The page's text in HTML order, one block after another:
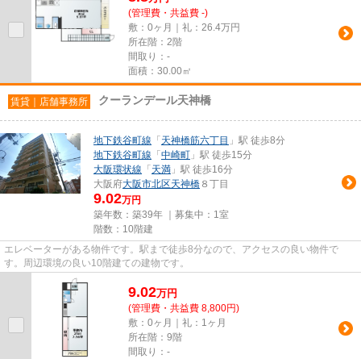
(管理費・共益費 -)
敷：0ヶ月｜礼：26.4万円
所在階：2階
間取り：-
面積：30.00㎡
賃貸｜店舗事務所 クーランデール天神橋
地下鉄谷町線 「 天神橋筋六丁目 」駅 徒歩8分
地下鉄谷町線 「 中崎町 」駅 徒歩15分
大阪環状線 「 天満 」駅 徒歩16分
大阪府大阪市北区天神橋 ８丁目
9.02万円
築年数：築39年 ｜募集中： 1室
階数：10階建
エレベーターがある物件です。駅まで徒歩8分なので、アクセスの良い物件で
す。周辺環境の良い10階建ての建物です。
9.02万円
(管理費・共益費 8,800円)
敷：0ヶ月｜礼：1ヶ月
所在階：9階
間取り：-